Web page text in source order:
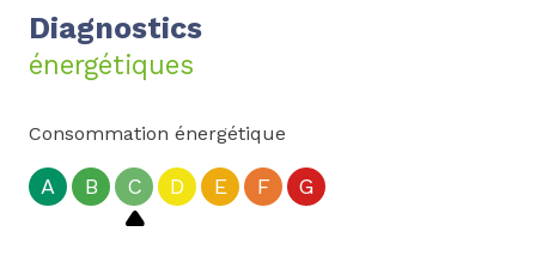
Diagnostics
énergétiques
Consommation énergétique
A B C D E F G